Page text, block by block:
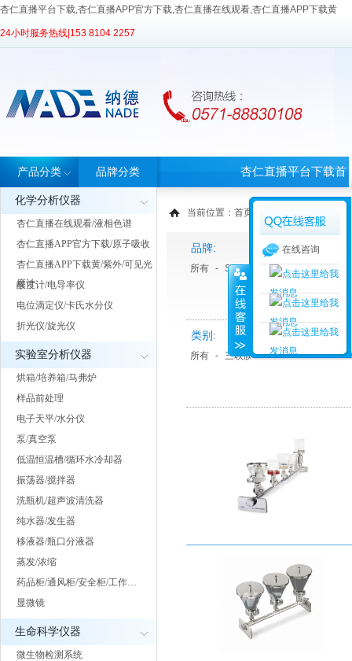
杏仁直播平台下载,杏仁直播APP官方下载,杏仁直播在线观看,杏仁直播APP下载黄
24小时服务热线| 153 8104 2257
产品分类
化学分析仪器
杏仁直播在线观看/液相色谱
杏仁直播APP官方下载/原子吸收
杏仁直播APP下载黄/紫外/可见光
度计
酸度计/电导率仪
电位滴定仪/卡氏水分仪
折光仪/旋光仪
实验室分析仪器
烘箱/培养箱/马弗炉
样品前处理
电子天平/水分仪
泵/真空泵
低温恒温槽/循环水冷却器
振荡器/搅拌器
洗瓶机/超声波清洗器
纯水器/发生器
移液器/瓶口分液器
蒸发/浓缩
药品柜/通风柜/安全柜/工作…
显微镜
生命科学仪器
微生物检测系统
品牌分类 杏仁直播平台下载首
页
当前位置： 首页
品牌:
所有 - Sartorius 赛多利斯
类别:
所有 - 三联膜过滤系统 - 全自动病
在线咨询